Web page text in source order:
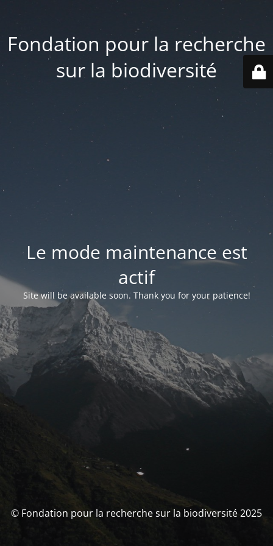
Fondation pour la recherche
sur la biodiversité
Le mode maintenance est
actif
Site will be available soon. Thank you for your patience!
© Fondation pour la recherche sur la biodiversité 2025